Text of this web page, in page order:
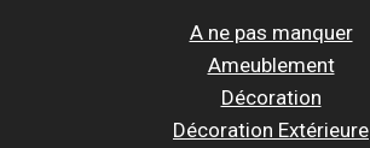
A ne pas manquer
Ameublement
Décoration
Décoration Extérieure